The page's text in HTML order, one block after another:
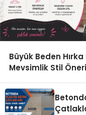
Büyük Beden
Mevsimlik Stil